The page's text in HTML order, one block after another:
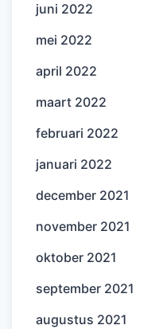
juni 2022
mei 2022
april 2022
maart 2022
februari 2022
januari 2022
december 2021
november 2021
oktober 2021
september 2021
augustus 2021